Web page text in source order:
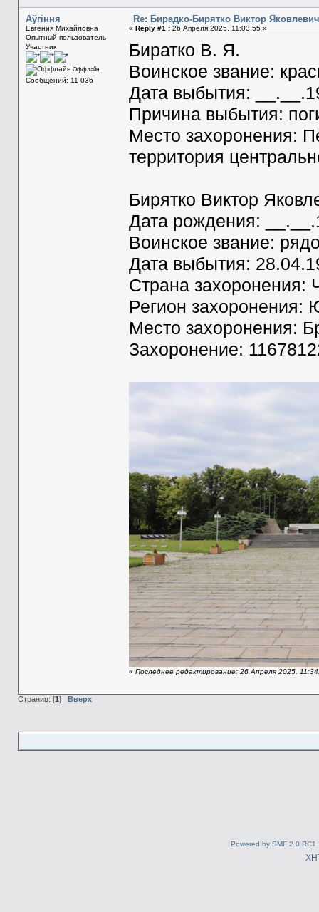
Aўгiння
Евгения Михайловна
Опытный пользователь
Участник
Оффлайн
Сообщений: 11 036
Re: Бирадко-Бирятко Виктор
« Reply #1 :26 Апреля 2025, 11:03:55 »
Биратко В. Я.
Воинское звание:
Дата выбытия:
Причина выбытия:
Место захоронения:
территория
Бирятко Виктор
Дата рождения:
Воинское звание:
Дата выбытия:
Страна захоронения:
Регион захоронения:
Место захоронения:
Захоронение:
« Последнее редактирование: 26 Апреля 2025,
Страниц: [1] Вверх
Powered by SMF 2.0